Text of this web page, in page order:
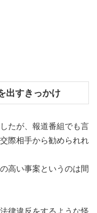
出すきっかけ
たが、報道番組でも言
際相手から勧められれ
高い事案というのは間